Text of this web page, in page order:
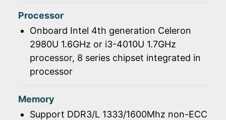
Processor
Onboard Intel 4th generation Celeron
2980U 1.6GHz or i3-4010U 1.7GHz
processor, 8 series chipset integrated in
processor
Memory
Support DDR3/L 1333/1600Mhz non-ECC